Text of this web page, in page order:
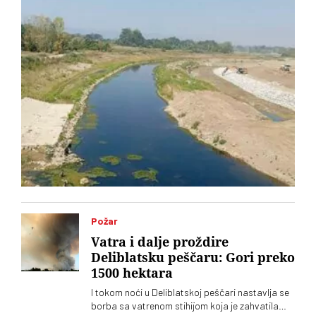
Požar
Vatra i dalje proždire
Deliblatsku peščaru: Gori preko
1500 hektara
I tokom noći u Deliblatskoj peščari nastavlja se
borba sa vatrenom stihijom koja je zahvatila